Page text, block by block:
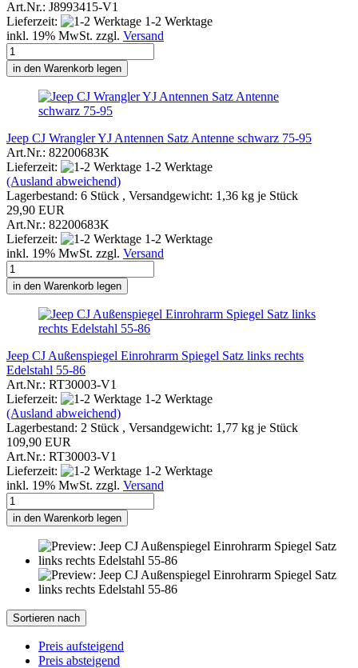
Art.Nr.: J8993415-V1
Lieferzeit:
1-2 Werktage
inkl. 19% MwSt. zzgl. Versand
in den Warenkorb legen
Jeep CJ Wrangler YJ Antennen Satz Antenne schwarz 75-95
Art.Nr.: 82200683K
Lieferzeit:
1-2 Werktage
(Ausland abweichend)
Lagerbestand: 6 Stück , Versandgewicht: 1,36 kg je Stück
29,90 EUR
Art.Nr.: 82200683K
Lieferzeit:
1-2 Werktage
inkl. 19% MwSt. zzgl. Versand
in den Warenkorb legen
Jeep CJ Außenspiegel Einrohrarm Spiegel Satz links rechts
Edelstahl 55-86
Art.Nr.: RT30003-V1
Lieferzeit:
1-2 Werktage
(Ausland abweichend)
Lagerbestand: 2 Stück , Versandgewicht: 1,77 kg je Stück
109,90 EUR
Art.Nr.: RT30003-V1
Lieferzeit:
1-2 Werktage
inkl. 19% MwSt. zzgl. Versand
in den Warenkorb legen
Sortieren nach
Preis aufsteigend
Preis absteigend